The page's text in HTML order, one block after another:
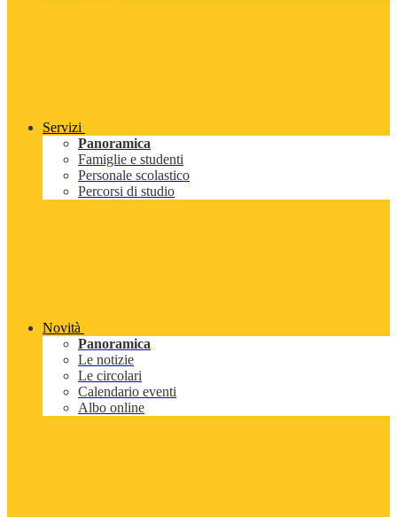
Servizi
Panoramica
Famiglie e studenti
Personale scolastico
Percorsi di studio
Novità
Panoramica
Le notizie
Le circolari
Calendario eventi
Albo online